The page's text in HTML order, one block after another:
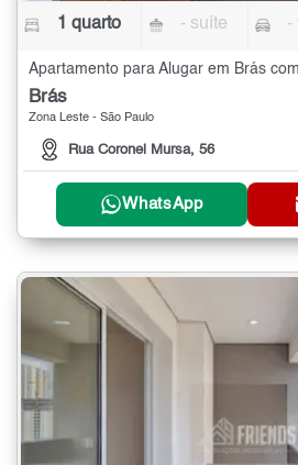
1 quarto - suíte -
Apartamento para Alugar em Brás
Brás
Zona Leste - São Paulo
Rua Coronel Mursa, 56
WhatsApp